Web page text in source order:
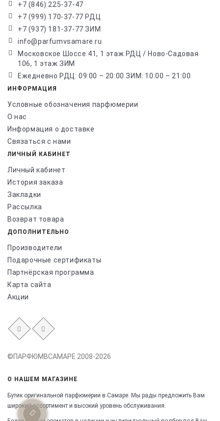
+7 (846) 225-37-47
+7 (999) 170-37-77 РДЦ
+7 (937) 181-37-77 ЗИМ
info@parfumvsamare.ru
Московское Шоссе 41, 1 этаж РДЦ / Ново-Садовая
106, 1 этаж ЗИМ
Ежедневно РДЦ: 09:00 – 20:00 ЗИМ: 10:00 – 21:00
ИНФОРМАЦИЯ
Условные обозначения парфюмерии
О нас
Информация о доставке
Связаться с нами
ЛИЧНЫЙ КАБИНЕТ
Личный кабинет
История заказа
Закладки
Рассылка
Возврат товара
ДОПОЛНИТЕЛЬНО
Производители
Подарочные сертификаты
Партнёрская программа
Карта сайта
Акции
©ПАРФЮМВСАМАРЕ 2008-2026
О НАШЕМ МАГАЗИНЕ
Бутик оригинальной парфюмерии в Самаре. Мы рады предложить Вам
широкий ассортимент и высокий уровень обслуживания.